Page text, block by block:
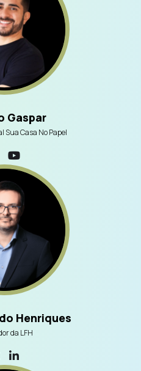
Gaspar
Sua Casa No Papel
Henriques
da LFH